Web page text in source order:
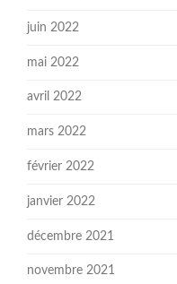
juin 2022
mai 2022
avril 2022
mars 2022
février 2022
janvier 2022
décembre 2021
novembre 2021